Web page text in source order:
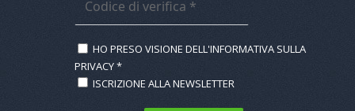
HO PRESO VISIONE DELL'INFORMATIVA SULLA
PRIVACY*
ISCRIZIONE ALLA NEWSLETTER